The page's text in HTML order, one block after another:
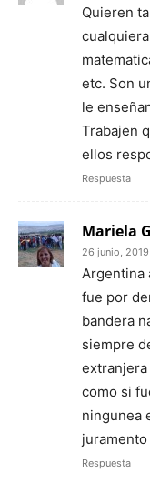
Quieren
etc. Son
le
Trabajen
ellos
Respuesta
Mariela
26 junio,
Argentina
fue por
bandera
siempre
extranjera
como si
ningunea
Respuesta